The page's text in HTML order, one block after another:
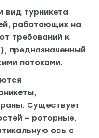
вид турникета
работающих на
требований к
предназначенный
потоками.
Существует
– роторные,
ось с